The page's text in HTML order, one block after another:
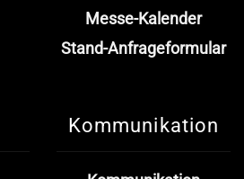
Messe-Kalender
Stand-Anfrageformular
Kommunikation